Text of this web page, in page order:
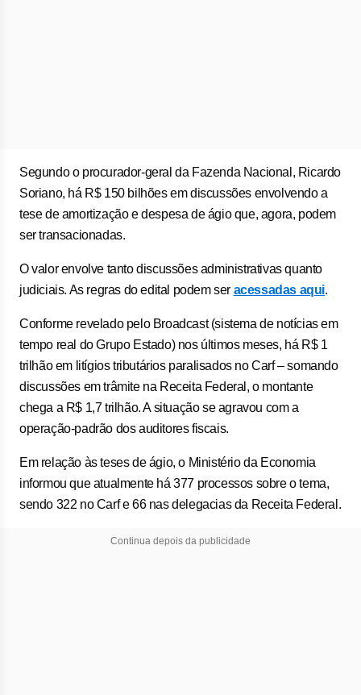
Segundo o procurador-geral da Fazenda Nacional, Ricardo
Soriano, há R$ 150 bilhões em discussões envolvendo a
tese de amortização e despesa de ágio que, agora, podem
ser transacionadas.
O valor envolve tanto discussões administrativas quanto
judiciais. As regras do edital podem ser acessadas aqui.
Conforme revelado pelo Broadcast (sistema de notícias em
tempo real do Grupo Estado) nos últimos meses, há R$ 1
trilhão em litígios tributários paralisados no Carf – somando
discussões em trâmite na Receita Federal, o montante
chega a R$ 1,7 trilhão. A situação se agravou com a
operação-padrão dos auditores fiscais.
Em relação às teses de ágio, o Ministério da Economia
informou que atualmente há 377 processos sobre o tema,
sendo 322 no Carf e 66 nas delegacias da Receita Federal.
Continua depois da publicidade